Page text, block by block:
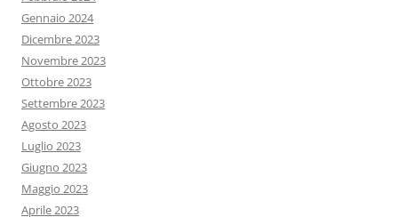
Gennaio 2024
Dicembre 2023
Novembre 2023
Ottobre 2023
Settembre 2023
Agosto 2023
Luglio 2023
Giugno 2023
Maggio 2023
Aprile 2023